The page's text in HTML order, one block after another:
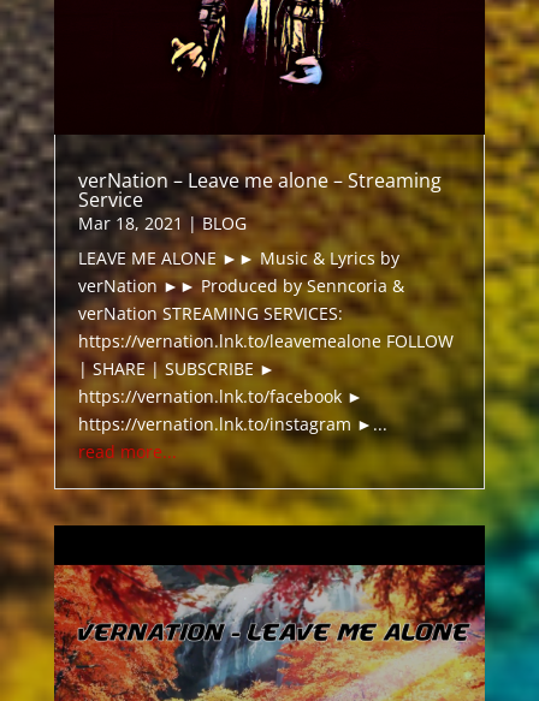
verNation – Leave me alone – Streaming
Service
Mar 18, 2021 |BLOG
LEAVE ME ALONE ►► Music & Lyrics by
verNation ►► Produced by Senncoria &
verNation STREAMING SERVICES:
https://vernation.lnk.to/leavemealone FOLLOW
| SHARE | SUBSCRIBE ►
https://vernation.lnk.to/facebook ►
https://vernation.lnk.to/instagram ►...
read more...